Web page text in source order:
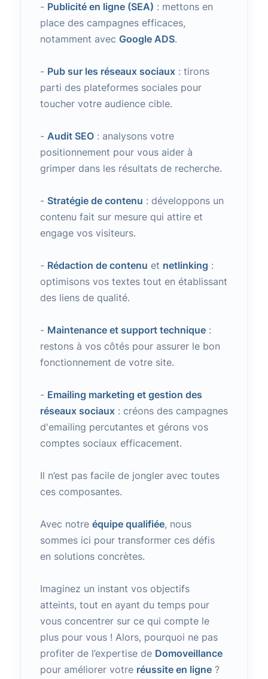
- Publicité en ligne (SEA) : mettons en
place des campagnes efficaces,
notamment avec Google ADS.
- Pub sur les réseaux sociaux: tirons
parti des plateformes sociales pour
toucher votre audience cible.
- Audit SEO: analysons votre
positionnement pour vous aider à
grimper dans les résultats de recherche.
- Stratégie de contenu : développons un
contenu fait sur mesure qui attire et
engage vos visiteurs.
- Rédaction de contenu et netlinking :
optimisons vos textes tout en établissant
des liens de qualité.
- Maintenance et support technique:
restons à vos côtés pour assurer le bon
fonctionnement de votre site.
- Emailing marketing et gestion des
réseaux sociaux: créons des campagnes
d'emailing percutantes et gérons vos
comptes sociaux efficacement.
Il n’est pas facile de jongler avec toutes
ces composantes.
Avec notre équipe qualifiée, nous
sommes ici pour transformer ces défis
en solutions concrètes.
Imaginez un instant vos objectifs
atteints, tout en ayant du temps pour
vous concentrer sur ce qui compte le
plus pour vous ! Alors, pourquoi ne pas
profiter de l’expertise de Domoveillance
pour améliorer votre réussite en ligne?